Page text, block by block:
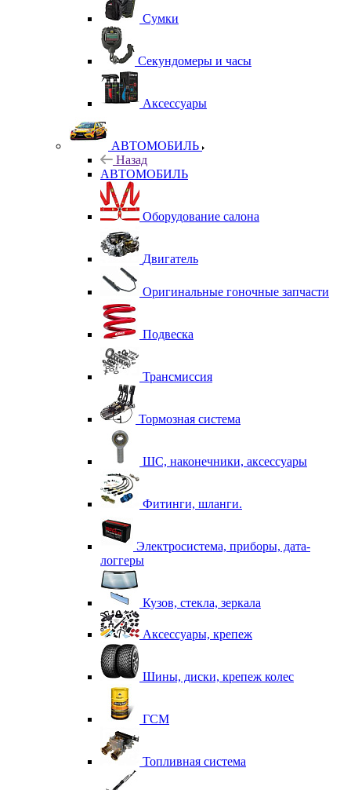
Сумки
Секундомеры и часы
Аксессуары
АВТОМОБИЛЬ
Назад
АВТОМОБИЛЬ
Оборудование салона
Двигатель
Оригинальные гоночные запчасти
Подвеска
Трансмиссия
Тормозная система
ШС, наконечники, аксессуары
Фитинги, шланги.
Электросистема, приборы, дата-
логгеры
Кузов, стекла, зеркала
Аксессуары, крепеж
Шины, диски, крепеж колес
ГСМ
Топливная система